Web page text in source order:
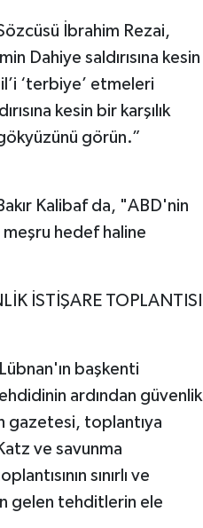
İbrahim Rezai,
Dahiye saldırısına kesin
‘terbiye’ etmeleri
kesin bir karşılık
görün.”
Kalibaf da, "ABD'nin
meşru hedef haline
İSTİŞARE TOPLANTISI
başkenti
ardından güvenlik
gazetesi, toplantıya
ve savunma
sınırlı ve
gelen tehditlerin ele